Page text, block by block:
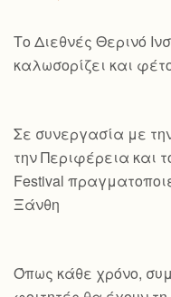
Το Διεθνές Θερινό
καλωσορίζει και
Σε συνεργασία με
την Περιφέρεια και
Festival
Ξάνθη
Όπως κάθε χρόνο,